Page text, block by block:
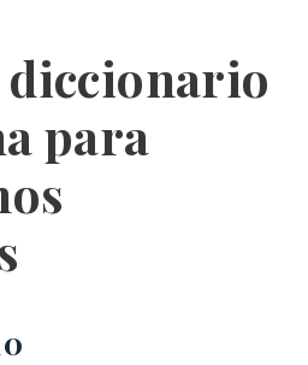
diccionario
para